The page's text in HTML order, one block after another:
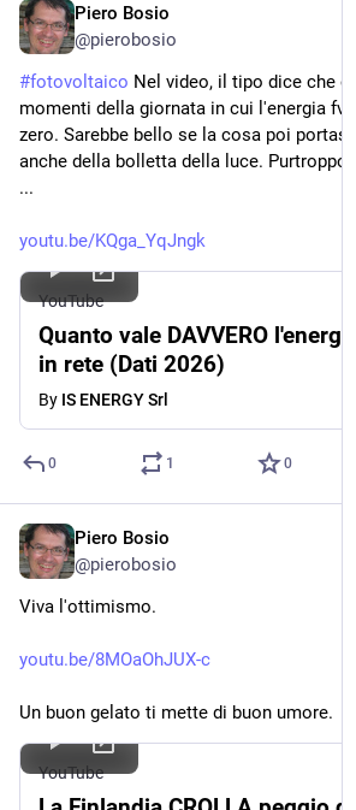
Piero Bosio
@pierobosio
#fotovoltaico Nel video, il tipo dice che ci
momenti della giornata in cui l'energia fv
zero. Sarebbe bello se la cosa poi
anche della bolletta della luce. Purtroppo
...
youtu.be/KQga_YqJngk
YouTube
Quanto vale DAVVERO
in rete (Dati 2026)
By IS ENERGY Srl
0 1 0
Piero Bosio
@pierobosio
Viva l'ottimismo.
youtu.be/8MOaOhJUX-c
Un buon gelato ti mette di buon umore.
YouTube